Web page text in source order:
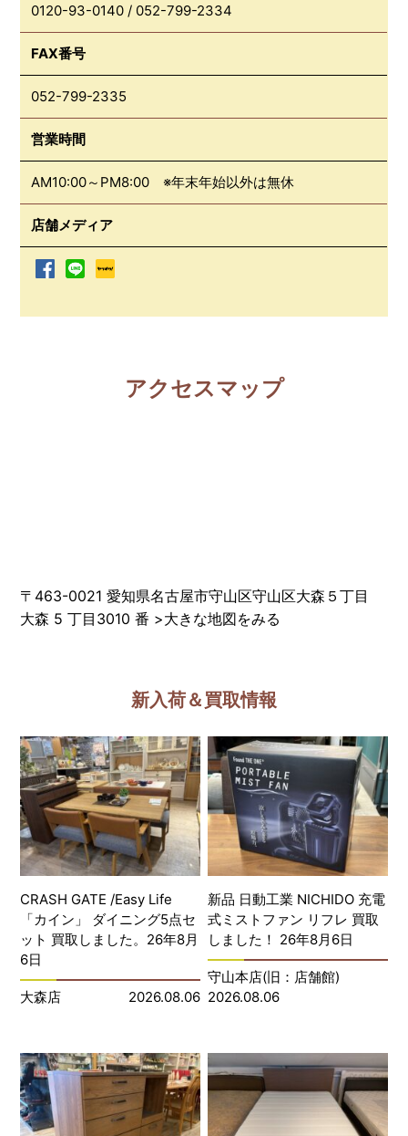
0120-93-0140 / 052-799-2334
FAX番号
052-799-2335
営業時間
AM10:00～PM8:00 ※年末年始以外は無休
店舗メディア
アクセスマップ
〒463-0021 愛知県名古屋市守山区守山区大森５丁目
大森 5 丁目3010 番 >大きな地図をみる
新入荷＆買取情報
CRASH GATE /Easy Life
「カイン」 ダイニング5点セ
ット 買取しました。26年8月
6日
大森店 2026.08.06
新品 日動工業 NICHIDO 充電
式ミストファン リフレ 買取
しました！ 26年8月6日
守山本店(旧：店舗館)
2026.08.06